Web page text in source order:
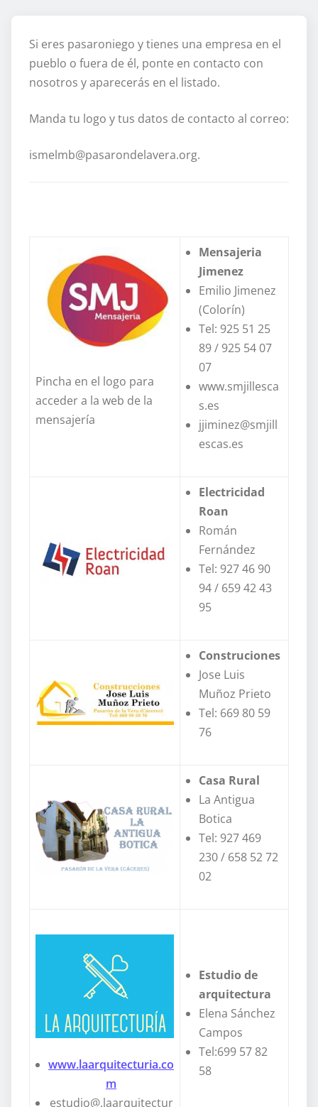
Si eres pasaroniego y tienes una empresa en el
pueblo o fuera de él, ponte en contacto con
nosotros y aparecerás en el listado.
Manda tu logo y tus datos de contacto al correo:
ismelmb@pasarondelavera.org.
Pincha en el logo para
acceder a la web de la
mensajería
Mensajeria
Jimenez
Emilio Jimenez
(Colorín)
Tel: 925 51 25
89 / 925 54 07
07
www.smjillesca
s.es
jjiminez@smjill
escas.es
Electricidad
Roan
Román
Fernández
Tel: 927 46 90
94 / 659 42 43
95
Construciones
Jose Luis
Muñoz Prieto
Tel: 669 80 59
76
Casa Rural
La Antigua
Botica
Tel: 927 469
230 / 658 52 72
02
www.laarquitecturia.co
m
estudio@.laarquitectur
Estudio de
arquitectura
Elena Sánchez
Campos
Tel:699 57 82
58